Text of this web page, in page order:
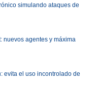
simulando ataques de
nuevos agentes y máxima
evita el uso incontrolado de